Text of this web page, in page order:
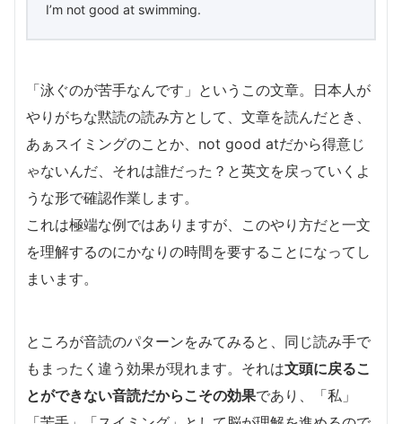
I’m not good at swimming.
「泳ぐのが苦手なんです」というこの文章。日本人が
やりがちな黙読の読み方として、文章を読んだとき、
あぁスイミングのことか、not good atだから得意じ
ゃないんだ、それは誰だった？と英文を戻っていくよ
うな形で確認作業します。
これは極端な例ではありますが、このやり方だと一文
を理解するのにかなりの時間を要することになってし
まいます。
ところが音読のパターンをみてみると、同じ読み手で
もまったく違う効果が現れます。それは文頭に戻るこ
とができない音読だからこその効果であり、「私」